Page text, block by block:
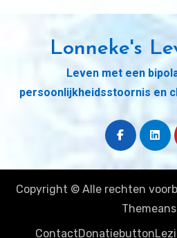
Lonneke's
Leven met een
persoonlijkheidsstoornis en
Copyright © Alle rechten
ContactDonatiebutton